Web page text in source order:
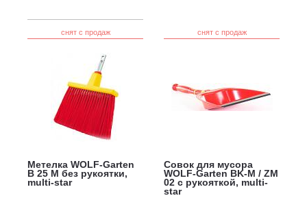
снят с продаж
Метелка WOLF-Garten
B 25 M без рукоятки,
multi-star
снят с продаж
Совок для мусора
WOLF-Garten BK-M / ZM
02 с рукояткой, multi-
star